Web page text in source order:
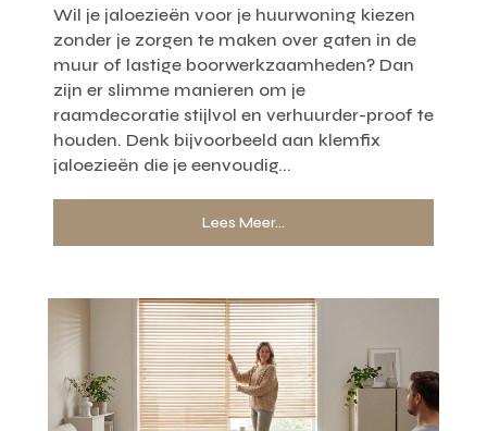
Wil je jaloezieën voor je huurwoning kiezen
zonder je zorgen te maken over gaten in de
muur of lastige boorwerkzaamheden? Dan
zijn er slimme manieren om je
raamdecoratie stijlvol en verhuurder-proof te
houden. Denk bijvoorbeeld aan klemfix
jaloezieën die je eenvoudig...
Lees Meer...